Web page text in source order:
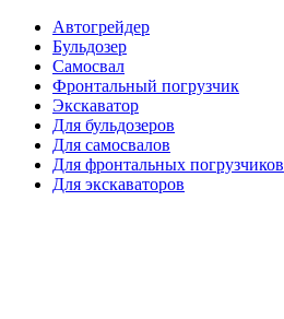
Автогрейдер
Бульдозер
Самосвал
Фронтальный погрузчик
Экскаватор
Для бульдозеров
Для самосвалов
Для фронтальных погрузчиков
Для экскаваторов